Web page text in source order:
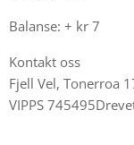
Balanse: + kr 7
Kontakt oss
Fjell Vel, Tonerroa
VIPPS